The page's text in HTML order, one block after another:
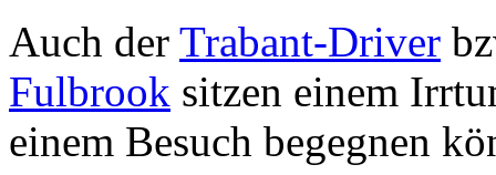
Auch der Trabant-Driver
Fulbrook sitzen einem
einem Besuch begegnen